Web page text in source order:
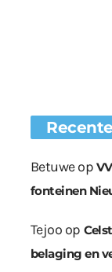
Betuweop
fonteinen
Tejoo op
belaging en